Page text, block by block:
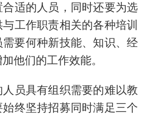
适的人员，同时还要为选
工作职责相关的各种培训
要何种新技能、知识、经
他们的工作效能。
员具有组织需要的难以教
终坚持招募同时满足三个